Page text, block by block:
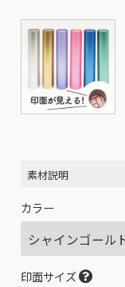
素材説明
カラー
印面サイズ